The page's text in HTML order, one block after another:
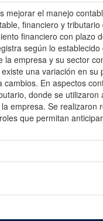
mejorar el manejo
financiero y
financiero con plazo
según lo
empresa y su sector
una variación en
En aspectos
donde se
empresa. Se
que permitan